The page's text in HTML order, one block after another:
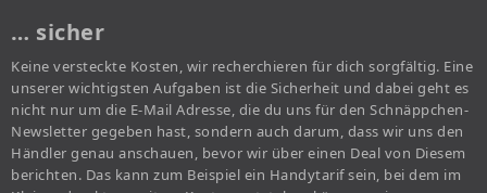
… sicher
Keine versteckte Kosten, wir recherchieren für dich sorgfältig. Eine
unserer wichtigsten Aufgaben ist die Sicherheit und dabei geht es
nicht nur um die E-Mail Adresse, die du uns für den Schnäppchen-
Newsletter gegeben hast, sondern auch darum, dass wir uns den
Händler genau anschauen, bevor wir über einen Deal von Diesem
berichten. Das kann zum Beispiel ein Handytarif sein, bei dem im